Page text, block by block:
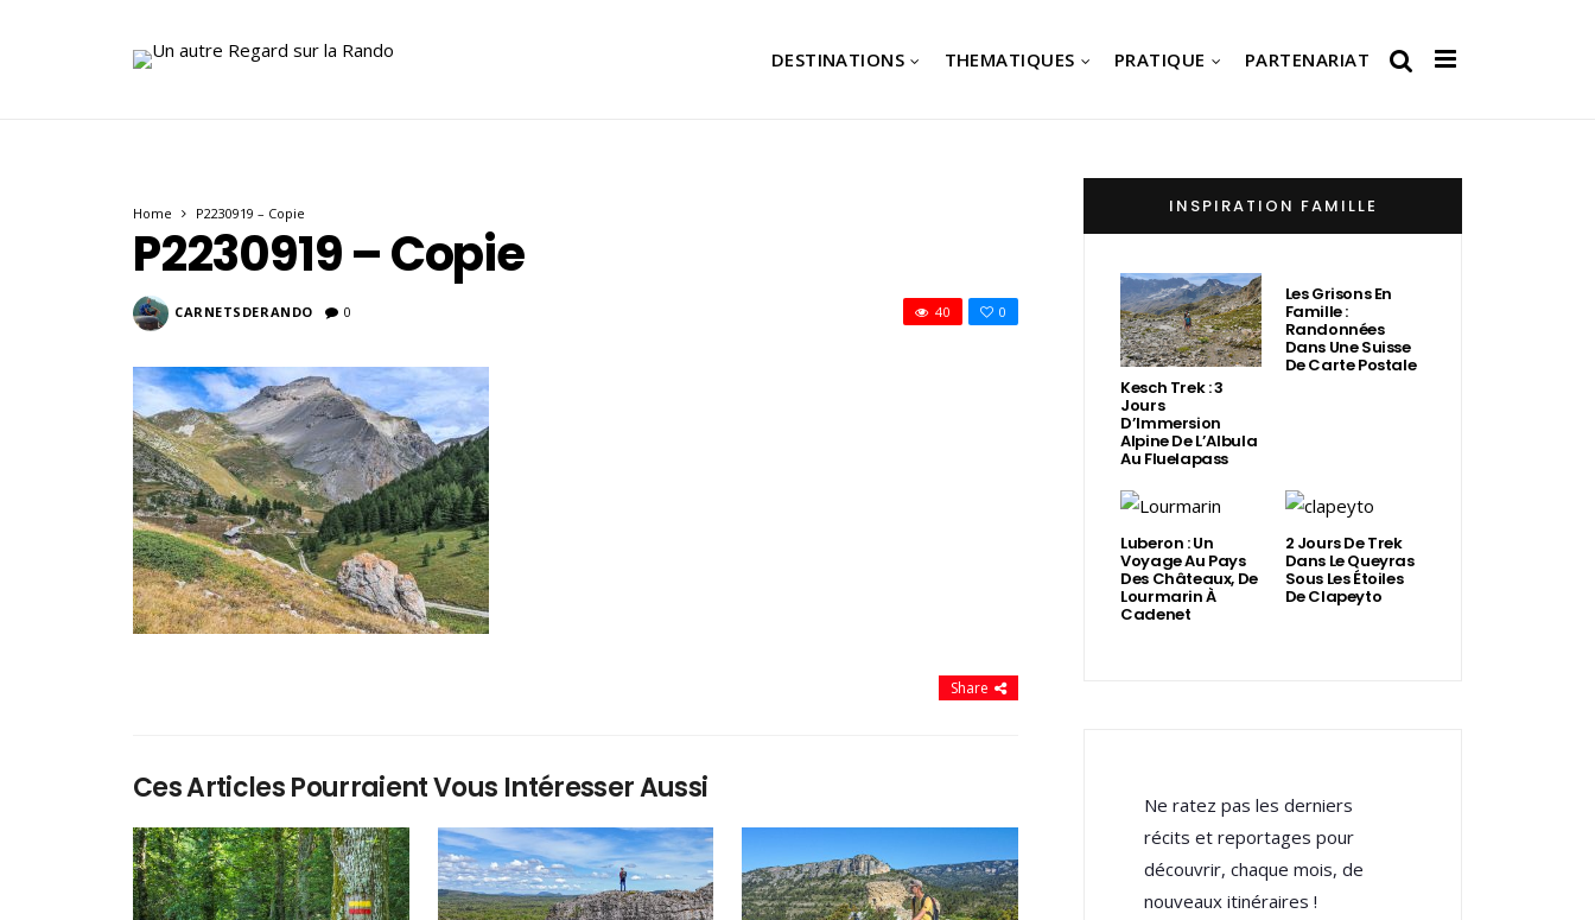
DESTINATIONS THEMATIQUES PRATIQUE PARTENARIAT
Home P2230919 – Copie
P2230919 – Copie
CARNETSDERANDO 0 0
40
Share
Ces Articles Pourraient Vous Intéresser Aussi
INSPIRATION FAMILLE
Kesch Trek : 3
Jours
D’Immersion
Alpine De L’Albula
Au Fluelapass
Les Grisons En
Famille :
Randonnées
Dans Une Suisse
De Carte Postale
Luberon : Un
Voyage Au Pays
Des Châteaux, De
Lourmarin À
Cadenet
2 Jours De Trek
Dans Le Queyras
Sous Les Étoiles
De Clapeyto
Ne ratez pas les derniers
récits et reportages pour
découvrir, chaque mois, de
nouveaux itinéraires !